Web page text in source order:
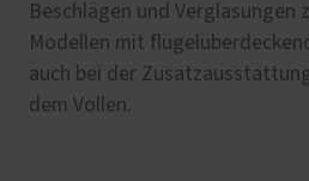
Beschlägen und Verglasungen
Modellen mit
auch bei der
dem Vollen.